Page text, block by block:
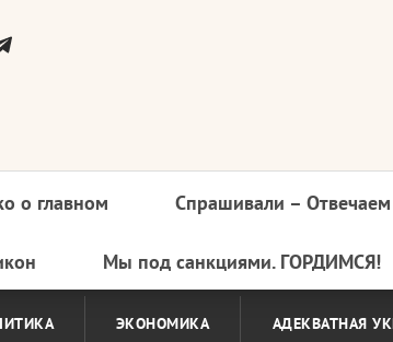
о главном Спрашивали – Отвечаем
Мы под санкциями. ГОРДИМСЯ!
ЭКОНОМИКА АДЕКВАТНАЯ